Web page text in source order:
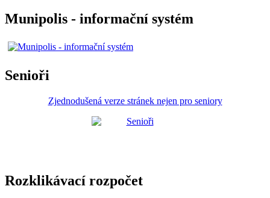
Munipolis - informační systém
Senioři
Zjednodušená verze stránek nejen pro seniory
Rozklikávací rozpočet